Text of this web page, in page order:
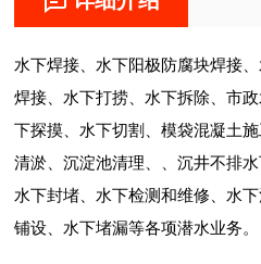
水下焊接、水下阳极防腐块焊接
焊接、水下打捞、水下拆除、市
下探摸、水下切割、模袋混凝土
清淤、沉淀池清理、、沉井不排
水下封堵、水下检测和维修、水
铺设、水下堵漏等各项潜水业务。